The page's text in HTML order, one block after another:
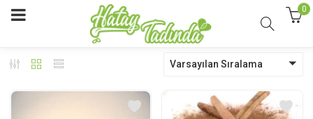
0
Varsayılan Sıralama